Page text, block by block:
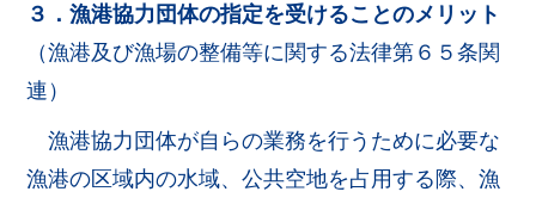
３．漁港協力団体の指定を受けることのメリット
（漁港及び漁場の整備等に関する法律第６５条関
連）
漁港協力団体が自らの業務を行うために必要な
漁港の区域内の水域、公共空地を占用する際、漁